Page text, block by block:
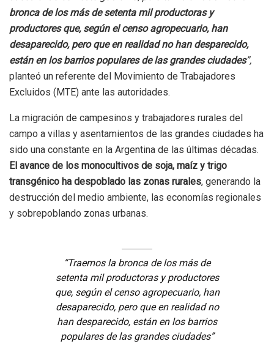
bronca de los más de setenta mil productoras y
productores que, según el censo agropecuario, han
desaparecido, pero que en realidad no han desparecido,
están en los barrios populares de las grandes ciudades”,
planteó un referente del Movimiento de Trabajadores
Excluidos (MTE) ante las autoridades.
La migración de campesinos y trabajadores rurales del
campo a villas y asentamientos de las grandes ciudades ha
sido una constante en la Argentina de las últimas décadas.
El avance de los monocultivos de soja, maíz y trigo
transgénico ha despoblado las zonas rurales, generando la
destrucción del medio ambiente, las economías regionales
y sobrepoblando zonas urbanas.
“Traemos la bronca de los más de
setenta mil productoras y productores
que, según el censo agropecuario, han
desaparecido, pero que en realidad no
han desparecido, están en los barrios
populares de las grandes ciudades”